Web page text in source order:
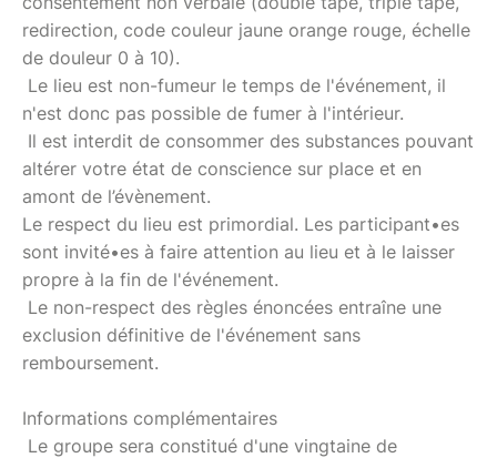
redirection, code couleur jaune orange rouge, échelle
de douleur 0 à 10).
Le lieu est non-fumeur le temps de l'événement, il
n'est donc pas possible de fumer à l'intérieur.
Il est interdit de consommer des substances pouvant
altérer votre état de conscience sur place et en
amont de l’évènement.
Le respect du lieu est primordial. Les participant•es
sont invité•es à faire attention au lieu et à le laisser
propre à la fin de l'événement.
Le non-respect des règles énoncées entraîne une
exclusion définitive de l'événement sans
remboursement.
Informations complémentaires
Le groupe sera constitué d'une vingtaine de